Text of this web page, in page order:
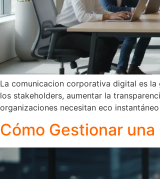
La comunicacion corporativa digital es
los stakeholders, aumentar la
organizaciones necesitan eco
Cómo Gestionar